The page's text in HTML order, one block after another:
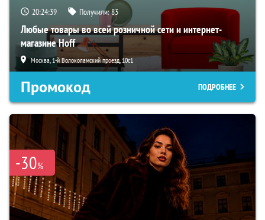
20:24:38 Получили:83
Любые товары во всей розничной сети и интернет-
магазине Hoff
Москва, 1-й Волоколамский проезд, 10с1
Промокод ПОДРОБНЕЕ
-30%